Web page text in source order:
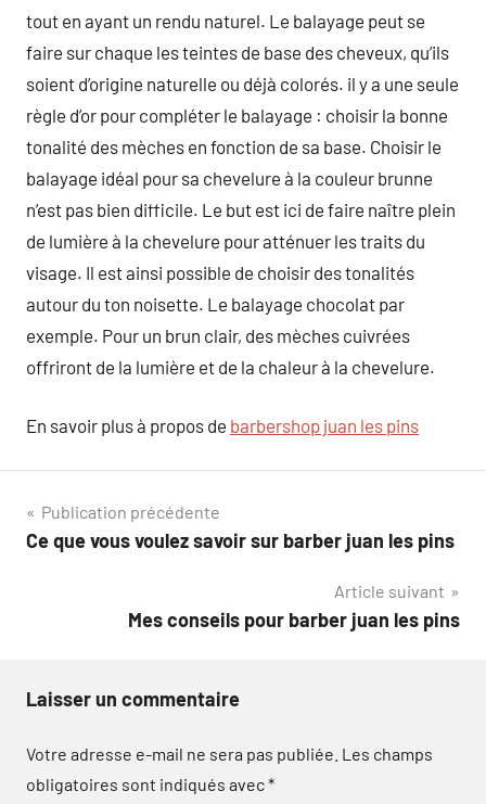
tout en ayant un rendu naturel. Le balayage peut se
faire sur chaque les teintes de base des cheveux, qu’ils
soient d’origine naturelle ou déjà colorés. il y a une seule
règle d’or pour compléter le balayage : choisir la bonne
tonalité des mèches en fonction de sa base. Choisir le
balayage idéal pour sa chevelure à la couleur brunne
n’est pas bien difficile. Le but est ici de faire naître plein
de lumière à la chevelure pour atténuer les traits du
visage. Il est ainsi possible de choisir des tonalités
autour du ton noisette. Le balayage chocolat par
exemple. Pour un brun clair, des mèches cuivrées
offriront de la lumière et de la chaleur à la chevelure.
En savoir plus à propos de barbershop juan les pins
Navigation
de
Publication précédente
Ce que vous voulez savoir sur barber juan les pins
Article suivant
Mes conseils pour barber juan les pins
Laisser un commentaire
Votre adresse e-mail ne sera pas publiée. Les champs
obligatoires sont indiqués avec*